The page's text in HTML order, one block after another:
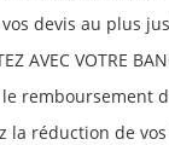
devis au plus
AVEC VOTRE
remboursement
la réduction de